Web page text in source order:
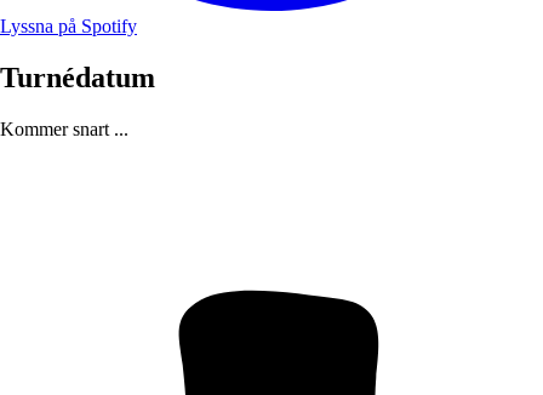
Lyssna på Spotify
Turnédatum
Kommer snart ...